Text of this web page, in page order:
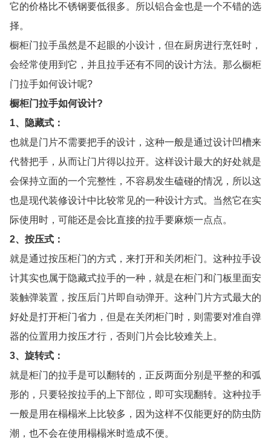
它的价格比不锈钢要低很多。所以铝合金也是一个不错的选
择。
橱柜门拉手虽然是不起眼的小设计，但在厨房进行烹饪时，
会经常使用到它，并且拉手还有不同的设计方法。那么橱柜
门拉手如何设计呢?
橱柜门拉手如何设计?
1、隐藏式：
也就是门片不需要把手的设计，这种一般是通过设计凹槽来
代替把手，从而让门片得以拉开。这样设计最大的好处就是
会保持立面的一个完整性，不容易发生磕碰的情况，所以这
也是现代装修设计中比较常见的一种设计方式。当然它在实
际使用时，可能还是会比直接的拉手要麻烦一点点。
2、按压式：
就是通过按压柜门的方式，来打开和关闭柜门。这种拉手设
计其实也属于隐藏式拉手的一种，就是在柜门和门板里面安
装触弹装置，按压后门片即自动弹开。这种门片方式最大的
好处是打开柜门省力，但是在关闭柜门时，则需要对准自弹
器的位置用力按压才行，否则门片会比较难关上。
3、旋转式：
就是柜门的拉手是可以翻转的，正反两面分别是平整的和弧
形的，只要轻按拉手的上下部位，即可实现翻转。这种拉手
一般是用在榻榻米上比较多，因为这样不仅能更好的防虫防
潮，也不会在使用榻榻米时造成不便。